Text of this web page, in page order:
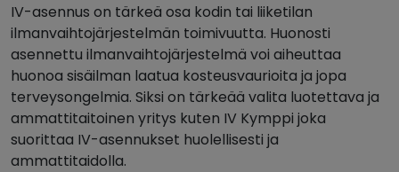
IV-asennus on tärkeä osa kodin tai liiketilan
ilmanvaihtojärjestelmän toimivuutta. Huonosti
asennettu ilmanvaihtojärjestelmä voi aiheuttaa
huonoa sisäilman laatua kosteusvaurioita ja jopa
terveysongelmia. Siksi on tärkeää valita luotettava ja
ammattitaitoinen yritys kuten IV Kymppi joka
suorittaa IV-asennukset huolellisesti ja
ammattitaidolla.